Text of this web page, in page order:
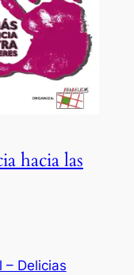
hacia las
– Delicias